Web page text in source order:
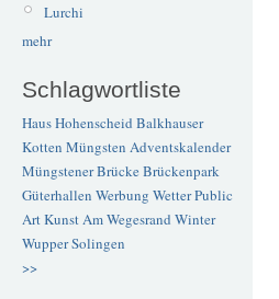
Lurchi
mehr
Schlagwortliste
Haus Hohenscheid Balkhauser
Kotten Müngsten Adventskalender
Müngstener BrückeBrückenpark
Güterhallen Werbung WetterPublic
ArtKunstAm Wegesrand Winter
WupperSolingen
>>